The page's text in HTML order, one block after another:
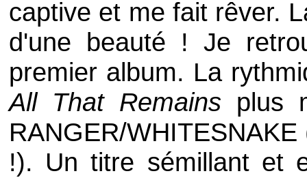
captive et me fait rêver.
d'une beauté ! Je
premier album. La
All That Remains plus
RANGER/WHITESNAKE
!). Un titre sémillant et